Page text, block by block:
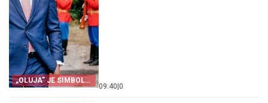
„OLUJA” JE SIMBOL
PROGONA
09:40 0